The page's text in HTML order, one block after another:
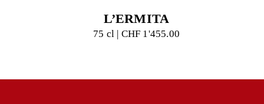
L’ERMITA
75 cl | CHF 1'455.00